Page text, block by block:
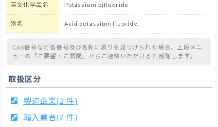
英文化学品名 Potassium bifluoride
別名 Acid potassium fluoride
CAS番号など各番号及び名称に誤りを見つけられた場合、上段メニ
ューの「ご要望・ご質問」からご連絡いただけると感謝します。
取扱区分
製造企業(2 件)
輸入業者(2 件)